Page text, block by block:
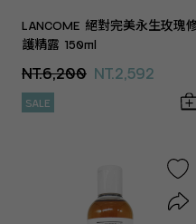
LANCOME 絕對完美永生玫瑰
護精露 150ml
NT.6,200 NT.2,592
SALE